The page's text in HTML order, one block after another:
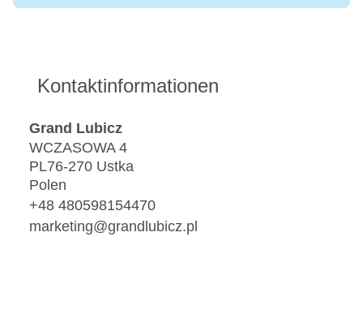
Kontaktinformationen
Grand Lubicz
WCZASOWA 4
PL76-270 Ustka
Polen
+48 480598154470
marketing@grandlubicz.pl